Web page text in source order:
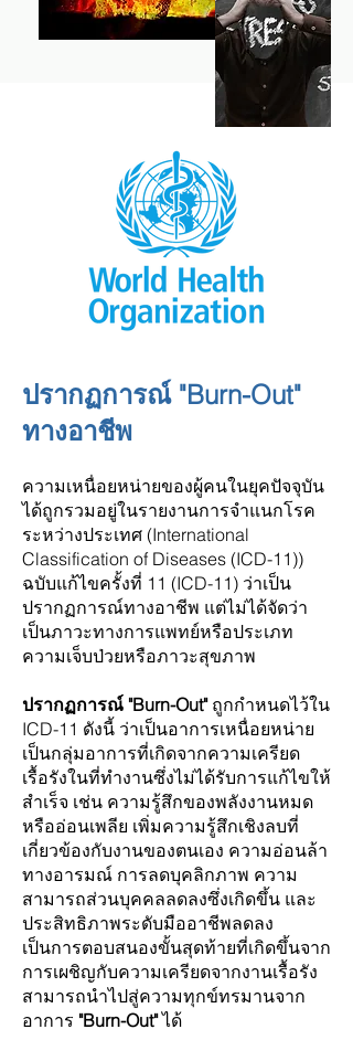
ปรากฏการณ์ "Burn-Out"
ทางอาชีพ
ความเหนื่อยหน่ายของผู้คนในยุคปัจจุบัน
ได้ถูกรวมอยู่ในรายงานการจำแนกโรค
ระหว่างประเทศ (International
Classification of Diseases (ICD-11))
ฉบับแก้ไขครั้งที่ 11 (ICD-11) ว่าเป็น
ปรากฏการณ์ทางอาชีพ แต่ไม่ได้จัดว่า
เป็นภาวะทางการแพทย์หรือประเภท
ความเจ็บป่วยหรือภาวะสุขภาพ
ปรากฏการณ์ "Burn-Out" ถูกกำหนดไว้ใน
ICD-11 ดังนี้ ว่าเป็นอาการเหนื่อยหน่าย
เป็นกลุ่มอาการที่เกิดจากความเครียด
เรื้อรังในที่ทำงานซึ่งไม่ได้รับการแก้ไขให้
สำเร็จ เช่น ความรู้สึกของพลังงานหมด
หรืออ่อนเพลีย เพิ่มความรู้สึกเชิงลบที่
เกี่ยวข้องกับงานของตนเอง ความอ่อนล้า
ทางอารมณ์ การลดบุคลิกภาพ ความ
สามารถส่วนบุคคลลดลงซึ่งเกิดขึ้น และ
ประสิทธิภาพระดับมืออาชีพลดลง
เป็นการตอบสนองขั้นสุดท้ายที่เกิดขึ้นจาก
การเผชิญกับความเครียดจากงานเรื้อรัง
สามารถนำไปสู่ความทุกข์ทรมานจาก
อาการ "Burn-Out"ได้